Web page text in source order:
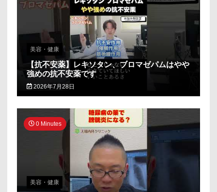
美容・健康
【抗不安薬】レキソタン、ブロマゼパムはやや
強めの抗不安薬です
2026年7月28日
0 Minutes
美容・健康